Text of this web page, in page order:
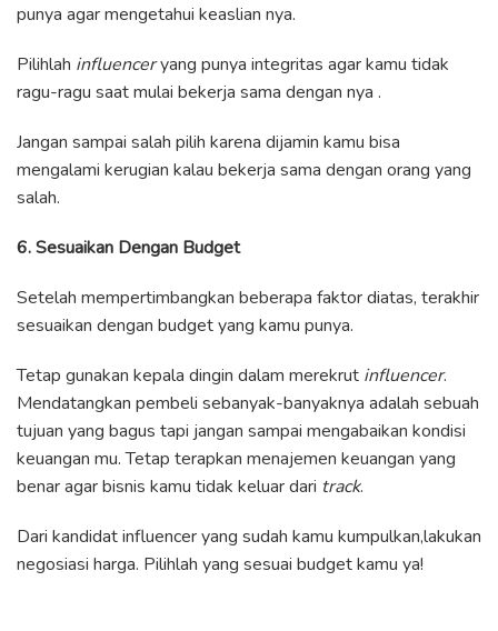
punya agar mengetahui keaslian nya.
Pilihlah influenceryang punya integritas agar kamu tidak
ragu-ragu saat mulai bekerja sama dengan nya .
Jangan sampai salah pilih karena dijamin kamu bisa
mengalami kerugian kalau bekerja sama dengan orang yang
salah.
6. Sesuaikan Dengan Budget
Setelah mempertimbangkan beberapa faktor diatas, terakhir
sesuaikan dengan budget yang kamu punya.
Tetap gunakan kepala dingin dalam merekrut influencer.
Mendatangkan pembeli sebanyak-banyaknya adalah sebuah
tujuan yang bagus tapi jangan sampai mengabaikan kondisi
keuangan mu. Tetap terapkan menajemen keuangan yang
benar agar bisnis kamu tidak keluar dari track.
Dari kandidat influencer yang sudah kamu kumpulkan,lakukan
negosiasi harga. Pilihlah yang sesuai budget kamu ya!